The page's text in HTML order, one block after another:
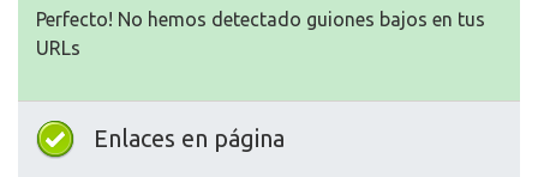
Perfecto! No hemos detectado guiones bajos en tus
URLs
Enlaces en página